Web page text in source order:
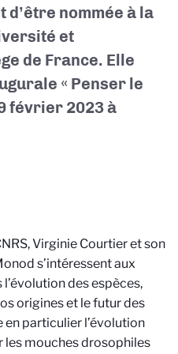
nommée à la
et
de France. Elle
« Penser le
février 2023 à
Virginie Courtier et son
s’intéressent aux
des espèces,
origines et le futur des
en particulier l’évolution
mouches drosophiles